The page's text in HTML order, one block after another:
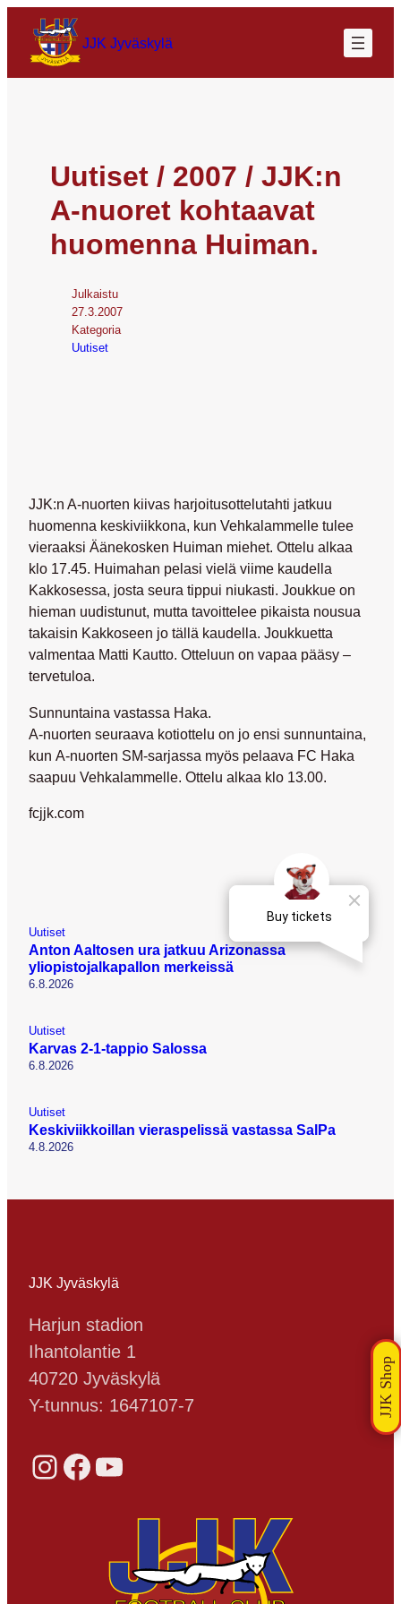
JJK Jyväskylä
Uutiset / 2007 / JJK:n
A-nuoret kohtaavat
huomenna Huiman.
Julkaistu
27.3.2007
Kategoria
Uutiset
JJK:n A-nuorten kiivas harjoitusottelutahti jatkuu
huomenna keskiviikkona, kun Vehkalammelle tulee
vieraaksi Äänekosken Huiman miehet. Ottelu alkaa
klo 17.45. Huimahan pelasi vielä viime kaudella
Kakkosessa, josta seura tippui niukasti. Joukkue on
hieman uudistunut, mutta tavoittelee pikaista nousua
takaisin Kakkoseen jo tällä kaudella. Joukkuetta
valmentaa Matti Kautto. Otteluun on vapaa pääsy –
tervetuloa.
Sunnuntaina vastassa Haka.
A-nuorten seuraava kotiottelu on jo ensi sunnuntaina,
kun A-nuorten SM-sarjassa myös pelaava FC Haka
saapuu Vehkalammelle. Ottelu alkaa klo 13.00.
fcjjk.com
Uutiset
Anton Aaltosen ura jatkuu Arizonassa
yliopistojalkapallon merkeissä
6.8.2026
Uutiset
Karvas 2-1-tappio Salossa
6.8.2026
Uutiset
Keskiviikkoillan vieraspelissä vastassa SalPa
4.8.2026
JJK Jyväskylä
Harjun stadion
Ihantolantie 1
40720 Jyväskylä
Y-tunnus: 1647107-7
Instagram Facebook YouTube